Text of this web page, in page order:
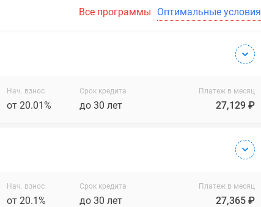
Все программы Оптимальные условия
Нач. взнос
от 20.01%
Срок кредита
до 30 лет
Платеж в месяц
27,129 ₽
Нач. взнос
от 20.1%
Срок кредита
до 30 лет
Платеж в месяц
27,365 ₽